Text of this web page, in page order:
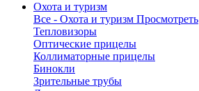
Охота и туризм
Все - Охота и туризм Просмотреть
Тепловизоры
Оптические прицелы
Коллиматорные прицелы
Бинокли
Зрительные трубы